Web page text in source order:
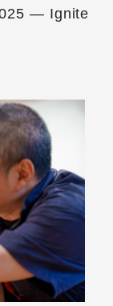
― Ignite